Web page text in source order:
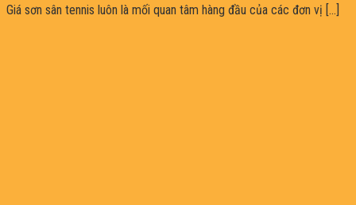
Giá sơn sân tennis luôn là mối quan tâm hàng đầu của các đơn vị [...]